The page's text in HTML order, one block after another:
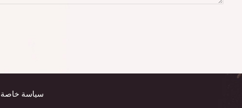
سياسة خاصة